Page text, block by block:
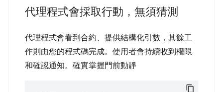
代理程式會採取行動，無須猜測
代理程式會看到合約、提供結構化引數，其餘工
作則由您的程式碼完成。使用者會持續收到權限
和確認通知。確實掌握門前動靜